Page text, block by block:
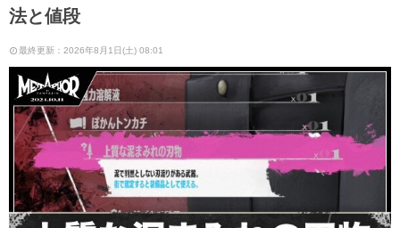
法と値段
最終更新：2026年8月1日(土) 08:01